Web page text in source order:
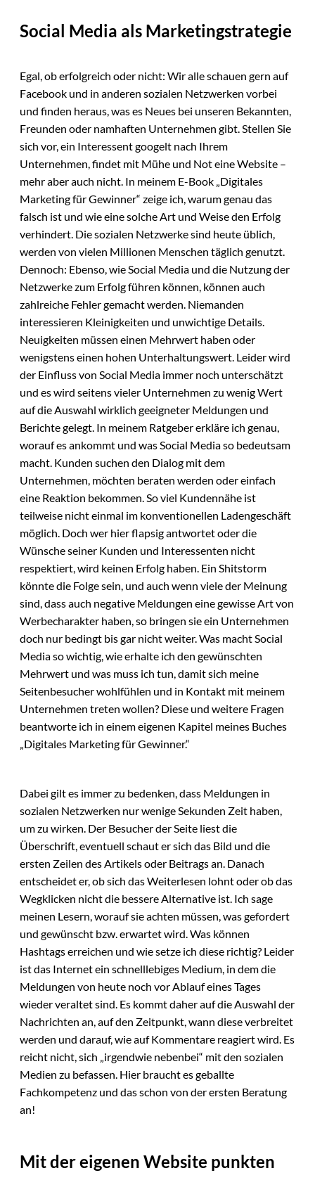
Social Media als Marketingstrategie
Egal, ob erfolgreich oder nicht: Wir alle schauen gern auf
Facebook und in anderen sozialen Netzwerken vorbei
und finden heraus, was es Neues bei unseren Bekannten,
Freunden oder namhaften Unternehmen gibt. Stellen Sie
sich vor, ein Interessent googelt nach Ihrem
Unternehmen, findet mit Mühe und Not eine Website –
mehr aber auch nicht. In meinem E-Book „Digitales
Marketing für Gewinner“ zeige ich, warum genau das
falsch ist und wie eine solche Art und Weise den Erfolg
verhindert. Die sozialen Netzwerke sind heute üblich,
werden von vielen Millionen Menschen täglich genutzt.
Dennoch: Ebenso, wie Social Media und die Nutzung der
Netzwerke zum Erfolg führen können, können auch
zahlreiche Fehler gemacht werden. Niemanden
interessieren Kleinigkeiten und unwichtige Details.
Neuigkeiten müssen einen Mehrwert haben oder
wenigstens einen hohen Unterhaltungswert. Leider wird
der Einfluss von Social Media immer noch unterschätzt
und es wird seitens vieler Unternehmen zu wenig Wert
auf die Auswahl wirklich geeigneter Meldungen und
Berichte gelegt. In meinem Ratgeber erkläre ich genau,
worauf es ankommt und was Social Media so bedeutsam
macht. Kunden suchen den Dialog mit dem
Unternehmen, möchten beraten werden oder einfach
eine Reaktion bekommen. So viel Kundennähe ist
teilweise nicht einmal im konventionellen Ladengeschäft
möglich. Doch wer hier flapsig antwortet oder die
Wünsche seiner Kunden und Interessenten nicht
respektiert, wird keinen Erfolg haben. Ein Shitstorm
könnte die Folge sein, und auch wenn viele der Meinung
sind, dass auch negative Meldungen eine gewisse Art von
Werbecharakter haben, so bringen sie ein Unternehmen
doch nur bedingt bis gar nicht weiter. Was macht Social
Media so wichtig, wie erhalte ich den gewünschten
Mehrwert und was muss ich tun, damit sich meine
Seitenbesucher wohlfühlen und in Kontakt mit meinem
Unternehmen treten wollen? Diese und weitere Fragen
beantworte ich in einem eigenen Kapitel meines Buches
„Digitales Marketing für Gewinner.“
Dabei gilt es immer zu bedenken, dass Meldungen in
sozialen Netzwerken nur wenige Sekunden Zeit haben,
um zu wirken. Der Besucher der Seite liest die
Überschrift, eventuell schaut er sich das Bild und die
ersten Zeilen des Artikels oder Beitrags an. Danach
entscheidet er, ob sich das Weiterlesen lohnt oder ob das
Wegklicken nicht die bessere Alternative ist. Ich sage
meinen Lesern, worauf sie achten müssen, was gefordert
und gewünscht bzw. erwartet wird. Was können
Hashtags erreichen und wie setze ich diese richtig? Leider
ist das Internet ein schnelllebiges Medium, in dem die
Meldungen von heute noch vor Ablauf eines Tages
wieder veraltet sind. Es kommt daher auf die Auswahl der
Nachrichten an, auf den Zeitpunkt, wann diese verbreitet
werden und darauf, wie auf Kommentare reagiert wird. Es
reicht nicht, sich „irgendwie nebenbei“ mit den sozialen
Medien zu befassen. Hier braucht es geballte
Fachkompetenz und das schon von der ersten Beratung
an!
Mit der eigenen Website punkten